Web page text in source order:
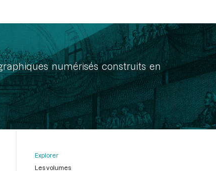
numérisés construits en
Explorer
Les volumes